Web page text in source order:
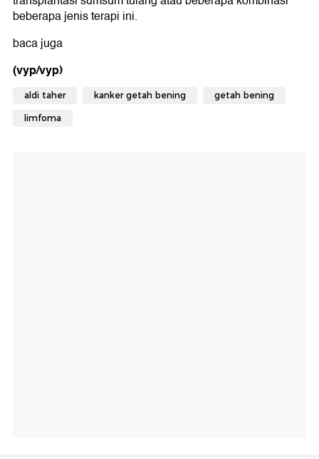
beberapa jenis terapi ini.
baca juga
(vyp/vyp)
aldi taher kanker getah bening getah bening
limfoma